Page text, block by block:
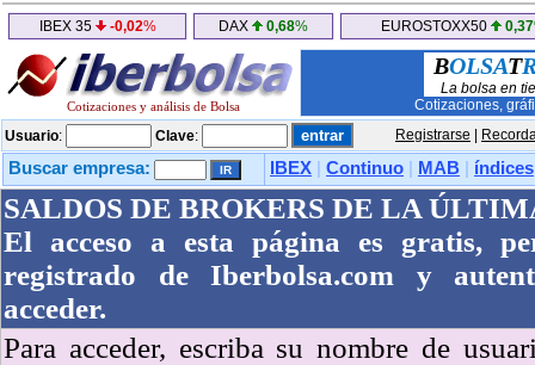
IBEX 35 -0,02% DAX 0,68% EUROSTOXX50 0,37
Cotizaciones y análisis de Bolsa
BOLSAT
La bolsa en
Cotizaciones,
Usuario: Clave: Registrarse
Buscar empresa: IBEX Continuo MAB índices
SALDOS DE BROKERS DE LA
El acceso a esta página es gratis,
registrado de Iberbolsa.com y
acceder.
Para acceder, escriba su nombre de